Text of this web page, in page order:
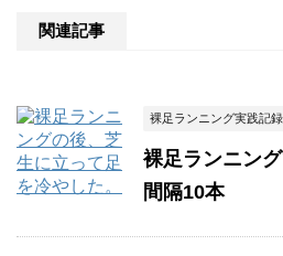
関連記事
裸足ランニング実践記録
裸足ランニン
間隔10本